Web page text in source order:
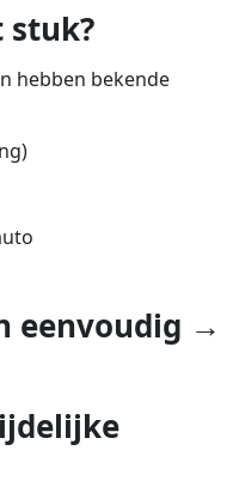
hebben bekende
eenvoudig →